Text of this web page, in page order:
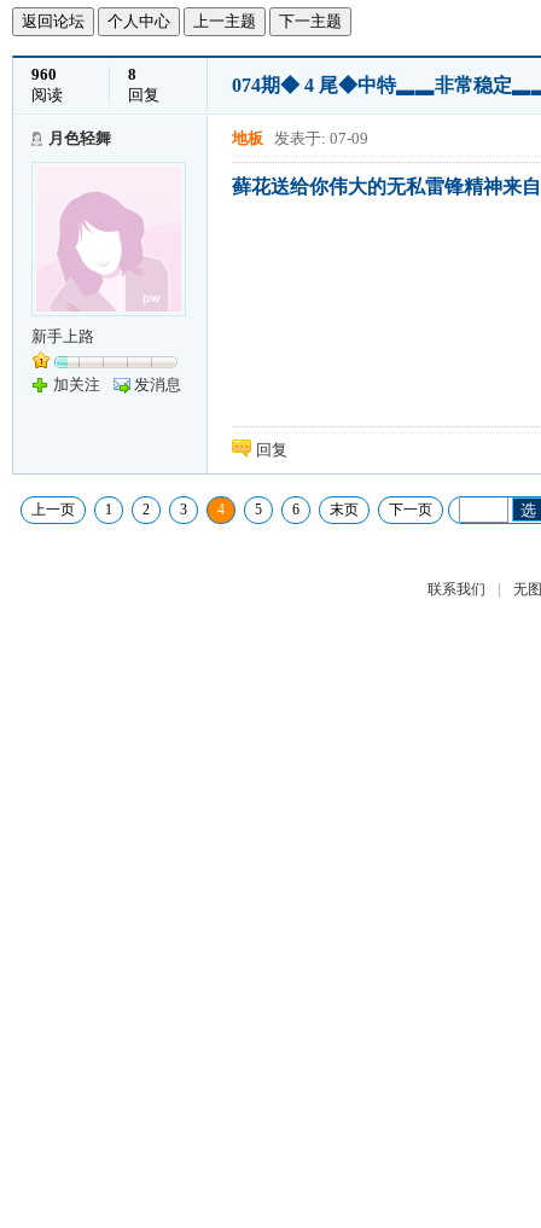
返回论坛 个人中心 上一主题 下一主题
960
阅读
8
回复
074期◆ 4 尾◆中特▂▂非常稳定
月色轻舞
新手上路
加关注 发消息
地板 发表于: 07-09
藓花送给你伟大的无私雷锋精神来
回复
上一页 1 2 3 4 5 6 末页 下一页 选
联系我们 | 无